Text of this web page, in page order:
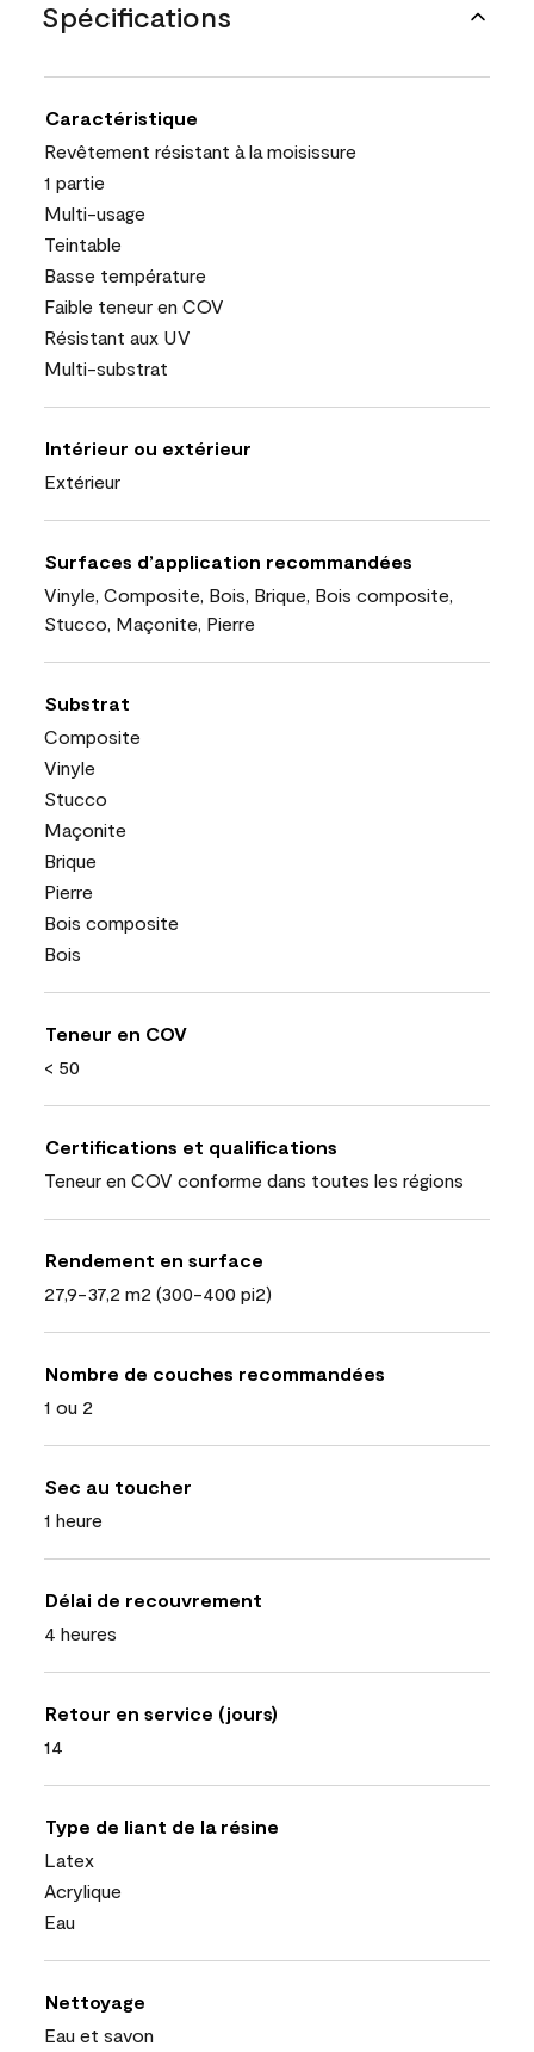
Spécifications
Caractéristique
Revêtement résistant à la moisissure
1 partie
Multi-usage
Teintable
Basse température
Faible teneur en COV
Résistant aux UV
Multi-substrat
Intérieur ou extérieur
Extérieur
Surfaces d’application recommandées
Vinyle, Composite, Bois, Brique, Bois composite,
Stucco, Maçonite, Pierre
Substrat
Composite
Vinyle
Stucco
Maçonite
Brique
Pierre
Bois composite
Bois
Teneur en COV
< 50
Certifications et qualifications
Teneur en COV conforme dans toutes les régions
Rendement en surface
27,9-37,2 m2 (300-400 pi2)
Nombre de couches recommandées
1 ou 2
Sec au toucher
1 heure
Délai de recouvrement
4 heures
Retour en service (jours)
14
Type de liant de la résine
Latex
Acrylique
Eau
Nettoyage
Eau et savon